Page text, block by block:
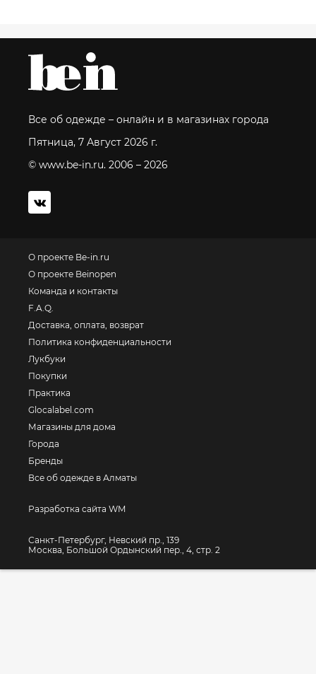
Все об одежде – онлайн и в магазинах города
Пятница, 7 Август 2026 г.
© www.be-in.ru. 2006 – 2026
О проекте Be-in.ru
О проекте Beinopen
Команда и контакты
F.A.Q.
Доставка, оплата, возврат
Политика конфиденциальности
Лукбуки
Покупки
Практика
Glocalabel.com
Магазины для дома
Города
Бренды
Все об одежде в Алматы
Разработка сайта WM
Санкт-Петербург, Невский пр., 139
Москва, Большой Ордынский пер., 4, стр. 2